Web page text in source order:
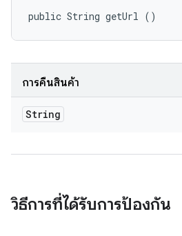
public String getUrl ()
การคืนสินค้า
String
วิธีการที่ได้รับการป้องกัน